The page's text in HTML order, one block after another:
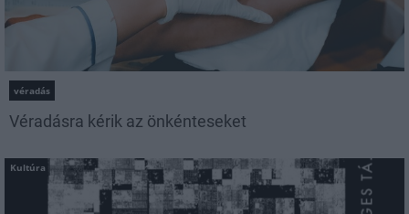
véradás
Véradásra kérik az önkénteseket
Kultúra